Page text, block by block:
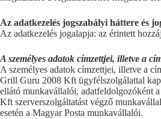
Az adatkezelés jogszabályi háttere és
Az adatkezelés jogalapja: az érintett
A személyes adatok címzettjei, illetve a
A személyes adatok címzettjei, illetve a
Grill Guru 2008 Kft ügyfélszolgálattal
ellátó munkavállalói, adatfeldolgozóként
Kft szerverszolgáltatást végző
esetén a Magyar Posta munkavállalói.